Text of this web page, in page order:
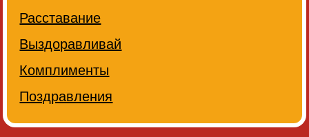
Расставание
Выздоравливай
Комплименты
Поздравления